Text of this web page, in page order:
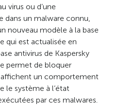
virus ou d’une
un malware connu,
nouveau modèle à la base
qui est actualisée en
antivirus de Kaspersky
permet de bloquer
affichent un comportement
le système à l’état
par ces malwares.